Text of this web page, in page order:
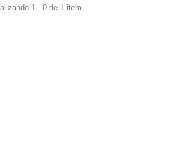
1 - 0 de 1 item